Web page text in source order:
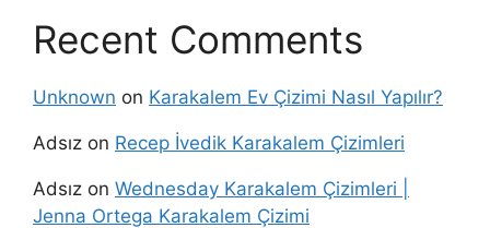
Recent Comments
Unknown on Karakalem Ev Çizimi Nasıl Yapılır?
Adsız on Recep İvedik Karakalem Çizimleri
Adsız on Wednesday Karakalem Çizimleri |
Jenna Ortega Karakalem Çizimi